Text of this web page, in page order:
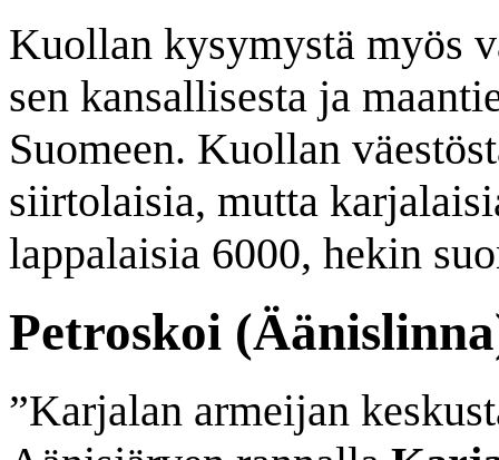
Kuollan kysymystä myös
sen kansallisesta ja
Suomeen. Kuollan
siirtolaisia, mutta
lappalaisia 6000, hekin
Petroskoi
”Karjalan armeijan